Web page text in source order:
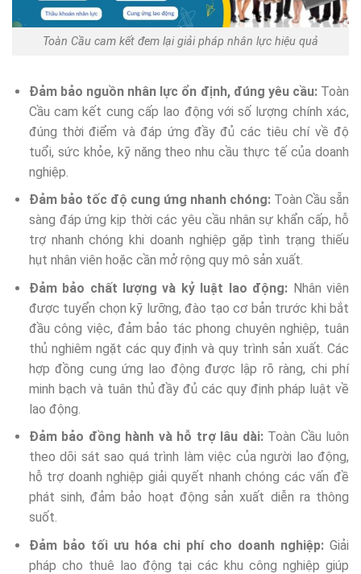
Toàn Cầu cam kết đem lại giải pháp nhân lực hiệu quả
Đảm bảo nguồn nhân lực ổn định, đúng yêu cầu:Toàn
Cầu cam kết cung cấp lao động với số lượng chính xác,
đúng thời điểm và đáp ứng đầy đủ các tiêu chí về độ
tuổi, sức khỏe, kỹ năng theo nhu cầu thực tế của doanh
nghiệp.
Đảm bảo tốc độ cung ứng nhanh chóng:Toàn Cầu sẵn
sàng đáp ứng kịp thời các yêu cầu nhân sự khẩn cấp, hỗ
trợ nhanh chóng khi doanh nghiệp gặp tình trạng thiếu
hụt nhân viên hoặc cần mở rộng quy mô sản xuất.
Đảm bảo chất lượng và kỷ luật lao động: Nhân viên
được tuyển chọn kỹ lưỡng, đào tạo cơ bản trước khi bắt
đầu công việc, đảm bảo tác phong chuyên nghiệp, tuân
thủ nghiêm ngặt các quy định và quy trình sản xuất. Các
hợp đồng cung ứng lao động được lập rõ ràng, chi phí
minh bạch và tuân thủ đầy đủ các quy định pháp luật về
lao động.
Đảm bảo đồng hành và hỗ trợ lâu dài:Toàn Cầu luôn
theo dõi sát sao quá trình làm việc của người lao động,
hỗ trợ doanh nghiệp giải quyết nhanh chóng các vấn đề
phát sinh, đảm bảo hoạt động sản xuất diễn ra thông
suốt.
Đảm bảo tối ưu hóa chi phí cho doanh nghiệp:Giải
pháp cho thuê lao động tại các khu công nghiệp giúp